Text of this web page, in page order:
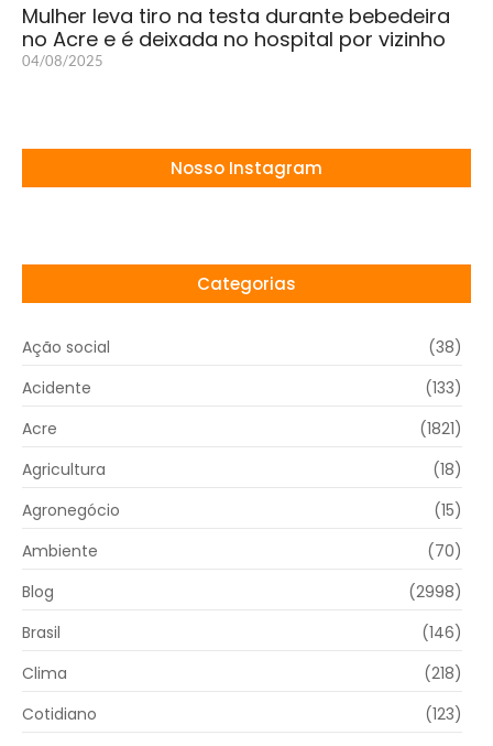
Mulher leva tiro na testa durante bebedeira
no Acre e é deixada no hospital por vizinho
04/08/2025
Nosso Instagram
Categorias
Ação social
(38)
Acidente
(133)
Acre
(1821)
Agricultura
(18)
Agronegócio
(15)
Ambiente
(70)
Blog
(2998)
Brasil
(146)
Clima
(218)
Cotidiano
(123)